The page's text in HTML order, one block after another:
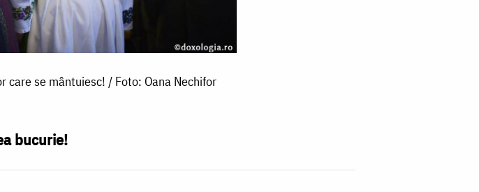
care se mântuiesc! / Foto: Oana Nechifor
bucurie!